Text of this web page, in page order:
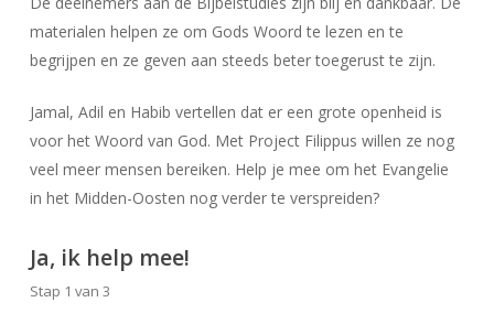
materialen helpen ze om Gods Woord te lezen en te
begrijpen en ze geven aan steeds beter toegerust te zijn.
Jamal, Adil en Habib vertellen dat er een grote openheid is
voor het Woord van God. Met Project Filippus willen ze nog
veel meer mensen bereiken. Help je mee om het Evangelie
in het Midden-Oosten nog verder te verspreiden?
Ja, ik help mee!
Stap 1 van 3